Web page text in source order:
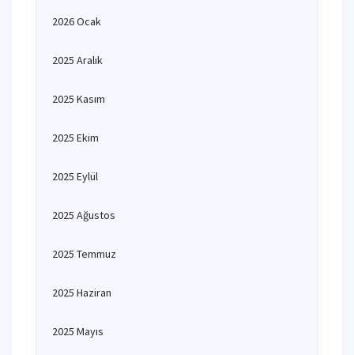
2026 Ocak
2025 Aralık
2025 Kasım
2025 Ekim
2025 Eylül
2025 Ağustos
2025 Temmuz
2025 Haziran
2025 Mayıs